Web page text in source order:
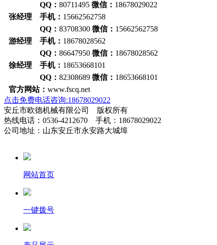
QQ： 80711495 微信： 18678029022
张经理 手机： 15662562758
QQ： 83708300 微信： 15662562758
游经理 手机： 18678028562
QQ： 86647950 微信： 18678028562
徐经理 手机： 18653668101
QQ： 82308689 微信： 18653668101
官方网站： www.fscq.net
点击免费电话咨询:18678029022
安丘市欧德机械有限公司 版权所有
热线电话：0536-4212670 手机：18678029022
公司地址：山东安丘市永安路大城埠
网站首页
一键拨号